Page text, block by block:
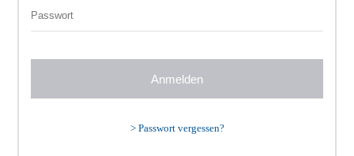
> Passwort vergessen?